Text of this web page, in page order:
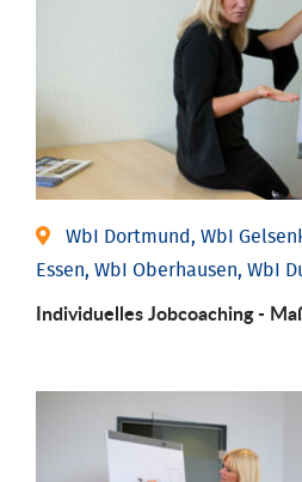
WbI Dortmund, WbI
Essen, WbI Oberhausen, WbI
Individu­elles Job­coaching -